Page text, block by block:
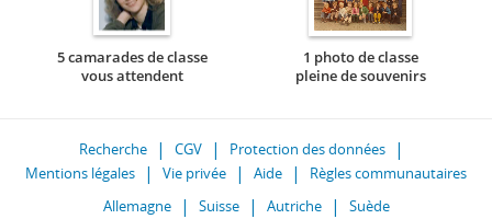
5 camarades de classe
vous attendent
1 photo de classe
pleine de souvenirs
Recherche CGV
Protection des données
Mentions légales
Vie privée Aide
Règles communautaires
Allemagne
Suisse Autriche Suède